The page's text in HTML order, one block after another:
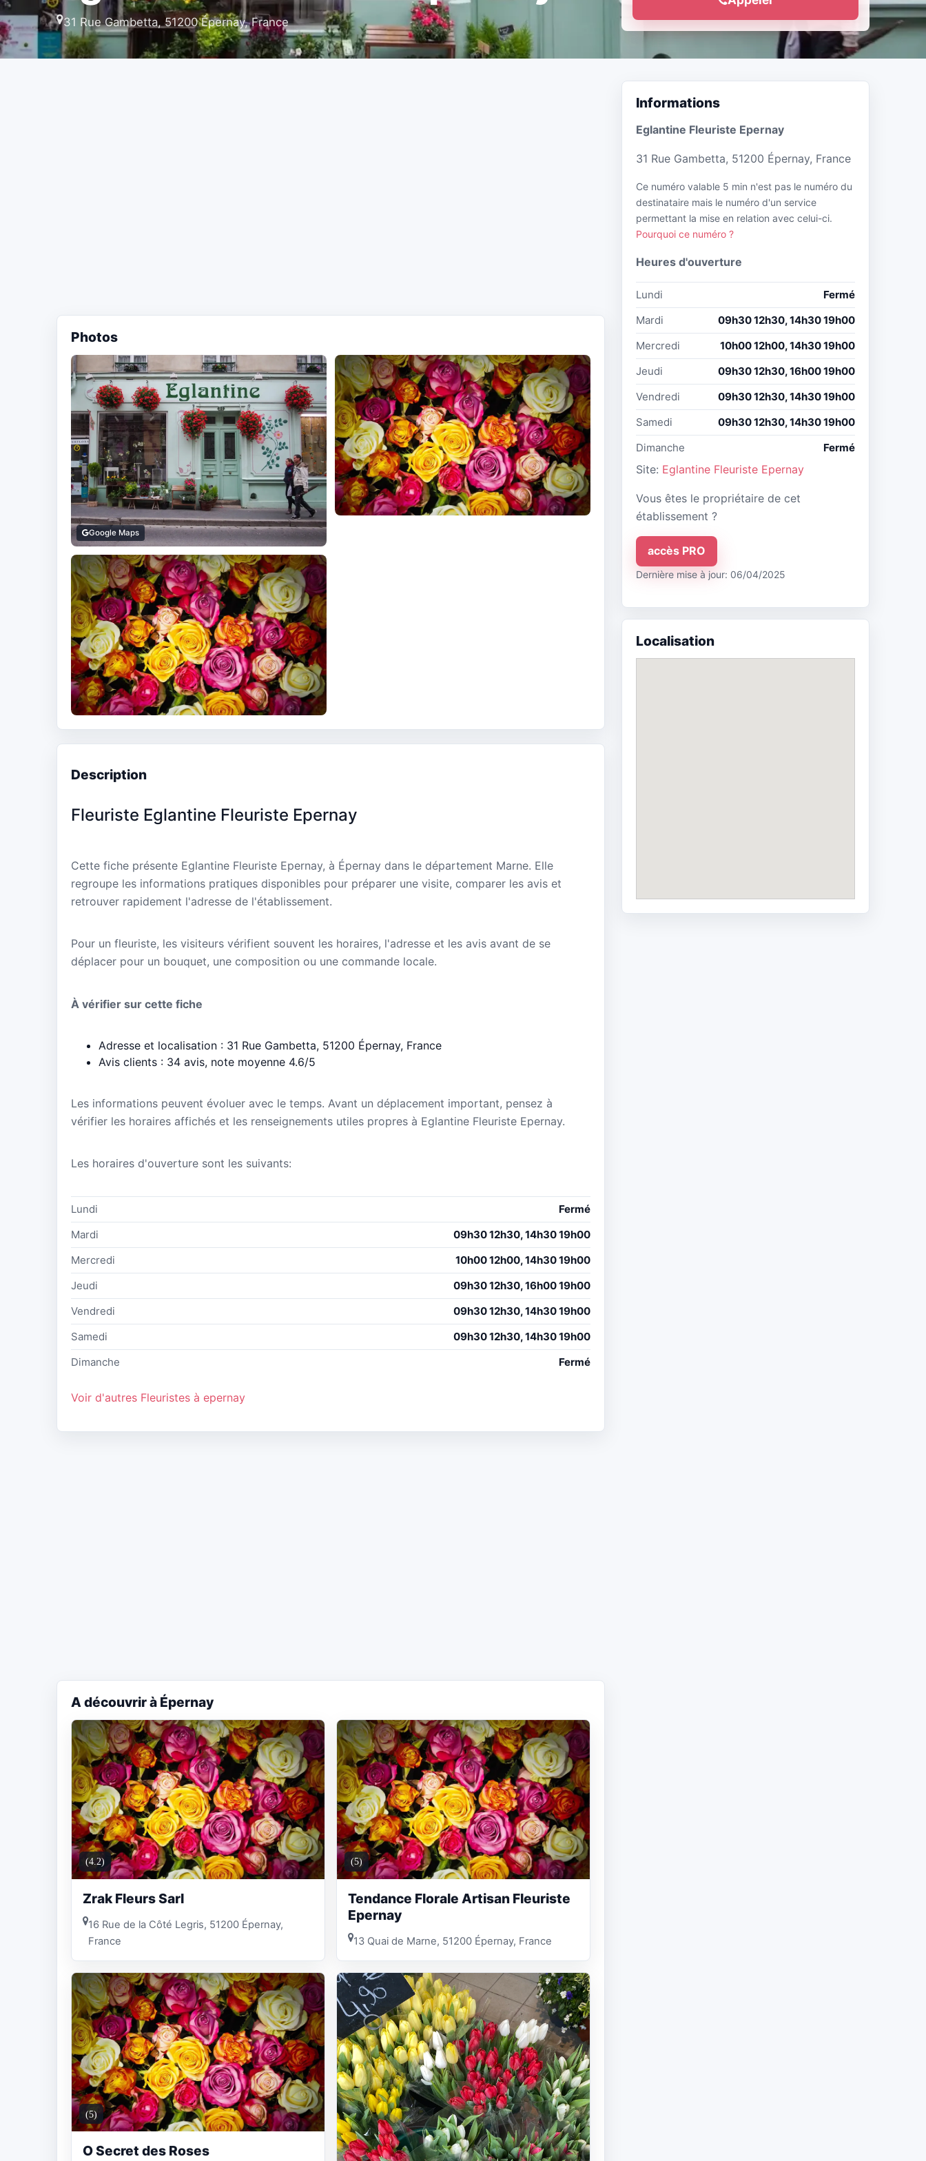
31 Rue Gambetta, 51200 Épernay, France
Photos
Google Maps
Description
Fleuriste Eglantine Fleuriste Epernay
Cette fiche présente Eglantine Fleuriste Epernay, à Épernay dans le département Marne. Elle
regroupe les informations pratiques disponibles pour préparer une visite, comparer les avis et
retrouver rapidement l'adresse de l'établissement.
Pour un fleuriste, les visiteurs vérifient souvent les horaires, l'adresse et les avis avant de se
déplacer pour un bouquet, une composition ou une commande locale.
À vérifier sur cette fiche
Adresse et localisation : 31 Rue Gambetta, 51200 Épernay, France
Avis clients : 34 avis, note moyenne 4.6/5
Les informations peuvent évoluer avec le temps. Avant un déplacement important, pensez à
vérifier les horaires affichés et les renseignements utiles propres à Eglantine Fleuriste Epernay.
Les horaires d'ouverture sont les suivants:
Lundi
Fermé
Mardi
09h30 12h30, 14h30 19h00
Mercredi
10h00 12h00, 14h30 19h00
Jeudi
09h30 12h30, 16h00 19h00
Vendredi
09h30 12h30, 14h30 19h00
Samedi
09h30 12h30, 14h30 19h00
Dimanche
Fermé
Voir d'autres Fleuristes à epernay
A découvrir à Épernay
(4.2)
Zrak Fleurs Sarl
16 Rue de la Côté Legris, 51200 Épernay,
France
(5)
Tendance Florale Artisan Fleuriste
Epernay
13 Quai de Marne, 51200 Épernay, France
(5)
O Secret des Roses
Informations
Eglantine Fleuriste Epernay
31 Rue Gambetta, 51200 Épernay, France
Ce numéro valable 5 min n'est pas le numéro du
destinataire mais le numéro d'un service
permettant la mise en relation avec celui-ci.
Pourquoi ce numéro ?
Heures d'ouverture
Lundi
Fermé
Mardi
09h30 12h30, 14h30 19h00
Mercredi
10h00 12h00, 14h30 19h00
Jeudi
09h30 12h30, 16h00 19h00
Vendredi
09h30 12h30, 14h30 19h00
Samedi
09h30 12h30, 14h30 19h00
Dimanche
Fermé
Site: Eglantine Fleuriste Epernay
Vous êtes le propriétaire de cet
établissement ?
accès PRO
Dernière mise à jour: 06/04/2025
Localisation